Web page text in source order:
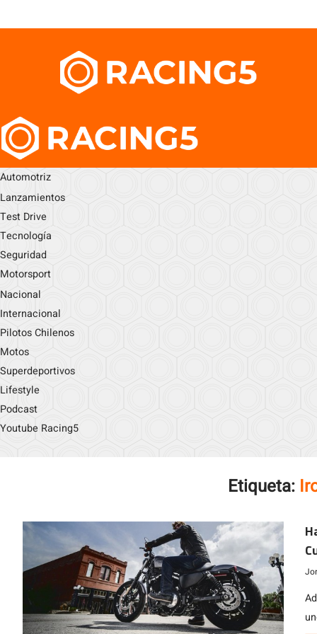
Automotriz
Lanzamientos
Test Drive
Tecnología
Seguridad
Motorsport
Nacional
Internacional
Pilotos Chilenos
Motos
Superdeportivos
Lifestyle
Podcast
Youtube Racing5
Etiqueta: